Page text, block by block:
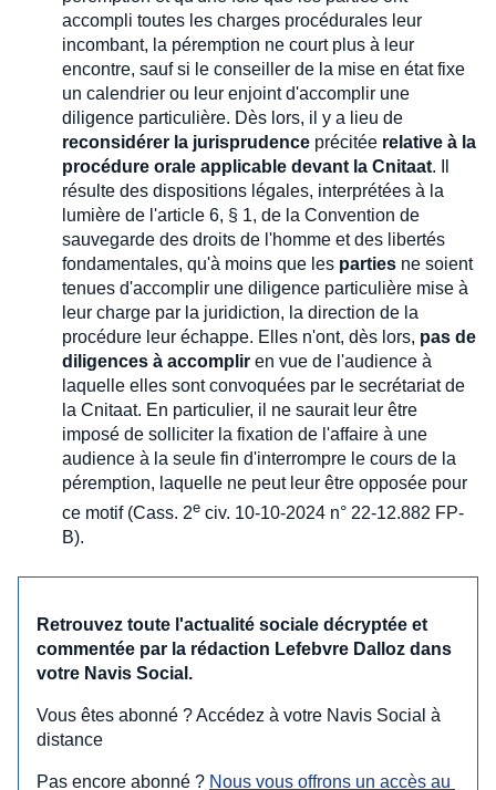
accompli toutes les charges procédurales leur
incombant, la péremption ne court plus à leur
encontre, sauf si le conseiller de la mise en état fixe
un calendrier ou leur enjoint d'accomplir une
diligence particulière. Dès lors, il y a lieu de
reconsidérer la jurisprudence précitée relative à la
procédure orale applicable devant la Cnitaat. Il
résulte des dispositions légales, interprétées à la
lumière de l'article 6, § 1, de la Convention de
sauvegarde des droits de l'homme et des libertés
fondamentales, qu'à moins que les parties ne soient
tenues d'accomplir une diligence particulière mise à
leur charge par la juridiction, la direction de la
procédure leur échappe. Elles n'ont, dès lors, pas de
diligences à accomplir en vue de l'audience à
laquelle elles sont convoquées par le secrétariat de
la Cnitaat. En particulier, il ne saurait leur être
imposé de solliciter la fixation de l'affaire à une
audience à la seule fin d'interrompre le cours de la
péremption, laquelle ne peut leur être opposée pour
ce motif (Cass. 2e civ. 10-10-2024 n° 22-12.882 FP-
B).
Retrouvez toute l'actualité sociale décryptée et
commentée par la rédaction Lefebvre Dalloz dans
votre Navis Social.
Vous êtes abonné ? Accédez à votre Navis Social à
distance
Pas encore abonné ? Nous vous offrons un accès au